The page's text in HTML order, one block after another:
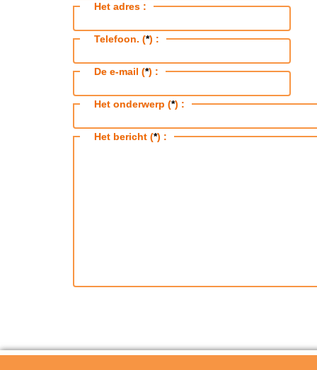
Het adres :
Telefoon. (*) :
De e-mail (*) :
Het onderwerp (*) :
Het bericht (*) :